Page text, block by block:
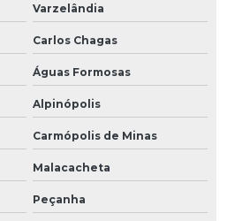
Varzelândia
Carlos Chagas
Águas Formosas
Alpinópolis
Carmópolis de Minas
Malacacheta
Peçanha